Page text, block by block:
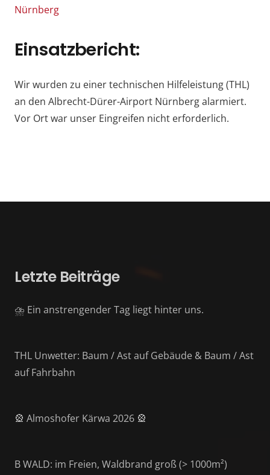
Nürnberg
Einsatzbericht:
Wir wurden zu einer technischen Hilfeleistung (THL)
an den Albrecht-Dürer-Airport Nürnberg alarmiert.
Vor Ort war unser Eingreifen nicht erforderlich.
Letzte Beiträge
⛈️ Ein anstrengender Tag liegt hinter uns.
THL Unwetter: Baum / Ast auf Gebäude & Baum / Ast
auf Fahrbahn
🎡 Almoshofer Kärwa 2026 🎡
B WALD: im Freien, Waldbrand groß (> 1000m²)